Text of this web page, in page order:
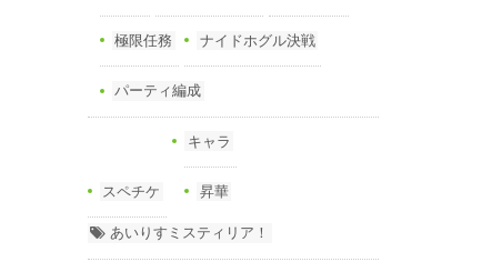
極限任務 ナイドホグル決戦
パーティ編成
スペチケ
キャラ
昇華
あいりすミスティリア！